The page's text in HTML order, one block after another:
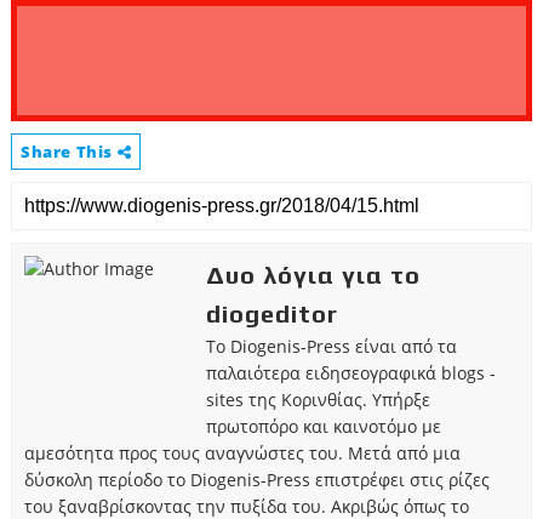
Share This
Δυο λόγια για το
diogeditor
Το Diogenis-Press είναι από τα
παλαιότερα ειδησεογραφικά blogs -
sites της Κορινθίας. Υπήρξε
πρωτοπόρο και καινοτόμο με
αμεσότητα προς τους αναγνώστες του. Μετά από μια
δύσκολη περίοδο το Diogenis-Press επιστρέφει στις ρίζες
του ξαναβρίσκοντας την πυξίδα του. Ακριβώς όπως το